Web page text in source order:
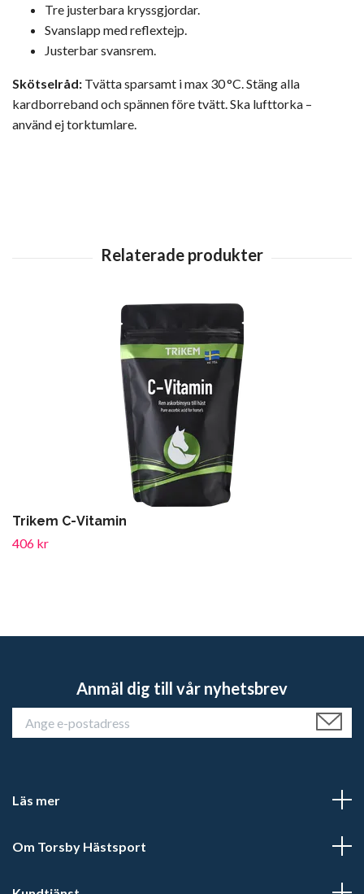
Tre justerbara kryssgjordar.
Svanslapp med reflextejp.
Justerbar svansrem.
Skötselråd: Tvätta sparsamt i max 30 °C. Stäng alla
kardborreband och spännen före tvätt. Ska lufttorka –
använd ej torktumlare.
Trikem C-Vitamin
406 kr
Anmäl dig till vår nyhetsbrev
Läs mer
Om Torsby Hästsport